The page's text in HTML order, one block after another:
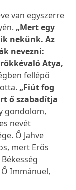
van egyszerre
„Mert egy
nekünk. Az
nevezni:
Atya,
fellépő
„Fiút fog
ő szabadítja
gondolom,
nevét
Ő Jahve
mert Erős
Immánuel,